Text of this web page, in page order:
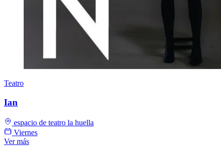
Teatro
Ian
espacio de teatro la huella
Viernes
Ver más